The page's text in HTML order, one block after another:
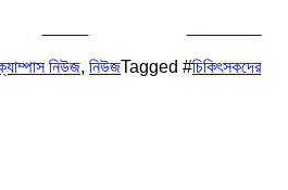
নিউজ, নিউজTagged #চিকিৎসকদের